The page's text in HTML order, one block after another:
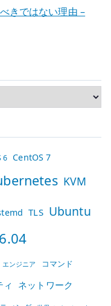
きではない理由 –
6 CentOS 7
KVM
TLS Ubuntu
エンジニア コマンド
ネットワーク